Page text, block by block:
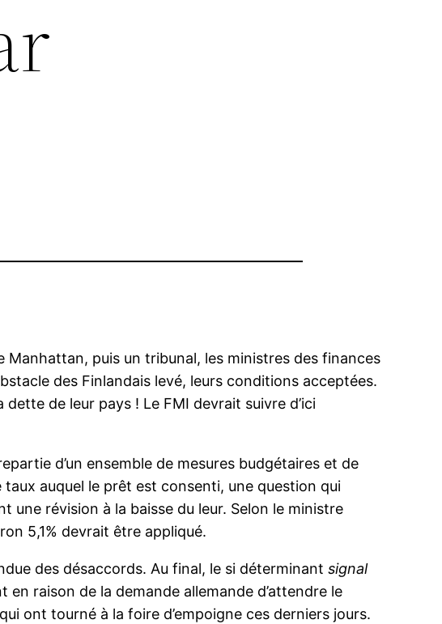
Manhattan, puis un tribunal, les ministres des finances
des Finlandais levé, leurs conditions acceptées.
de leur pays ! Le FMI devrait suivre d’ici
d’un ensemble de mesures budgétaires et de
auquel le prêt est consenti, une question qui
révision à la baisse du leur. Selon le ministre
5,1% devrait être appliqué.
des désaccords. Au final, le si déterminantsignal
raison de la demande allemande d’attendre le
ont tourné à la foire d’empoigne ces derniers jours.